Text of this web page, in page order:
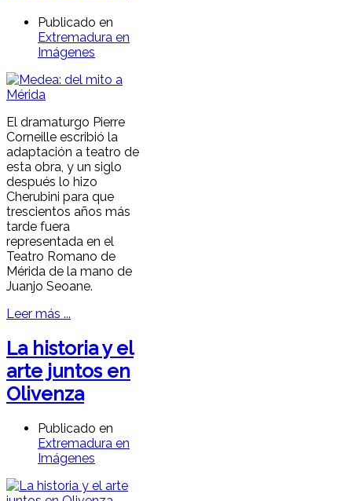
Publicado en
Extremadura en
Imágenes
El dramaturgo Pierre
Corneille escribió la
adaptación a teatro de
esta obra, y un siglo
después lo hizo
Cherubini para que
trescientos años más
tarde fuera
representada en el
Teatro Romano de
Mérida de la mano de
Juanjo Seoane.
Leer más ...
La historia y el
arte juntos en
Olivenza
Publicado en
Extremadura en
Imágenes